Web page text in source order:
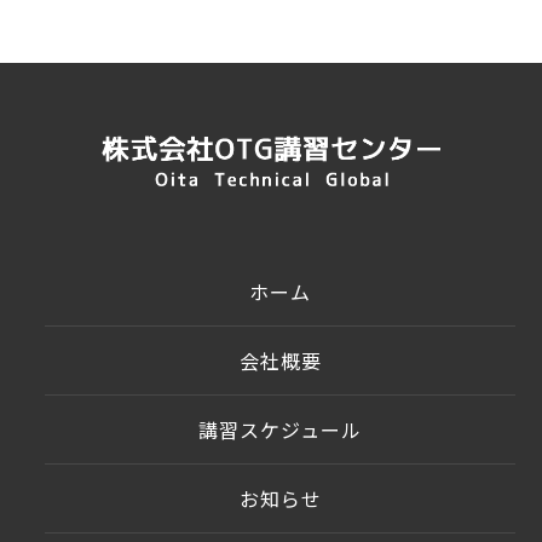
ホーム
会社概要
講習スケジュール
お知らせ